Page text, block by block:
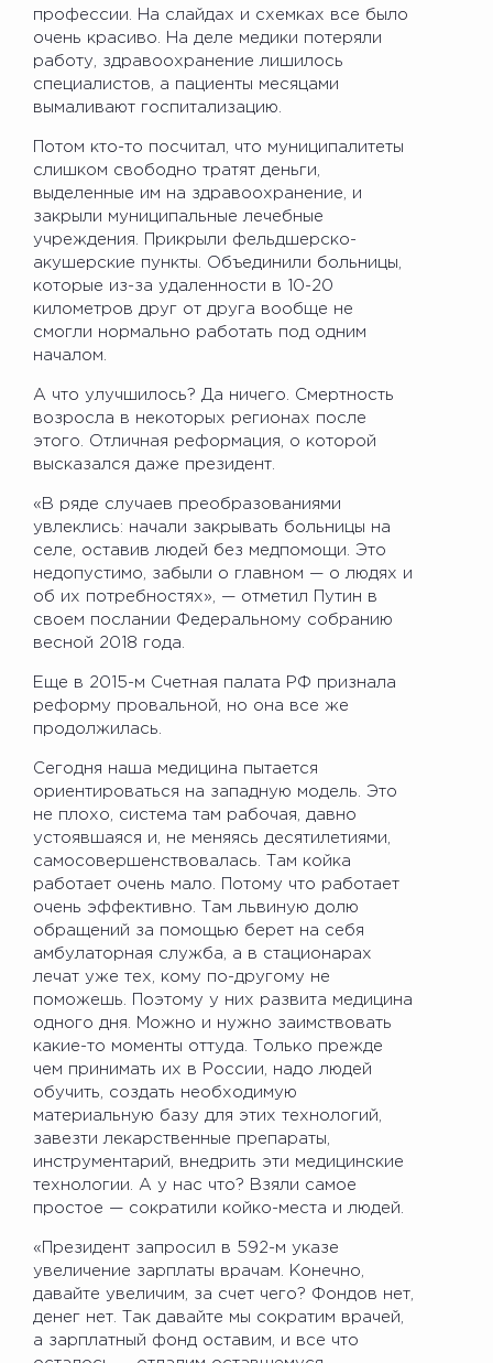
профессии. На слайдах и схемках все было
очень красиво. На деле медики потеряли
работу, здравоохранение лишилось
специалистов, а пациенты месяцами
вымаливают госпитализацию.
Потом кто-то посчитал, что муниципалитеты
слишком свободно тратят деньги,
выделенные им на здравоохранение, и
закрыли муниципальные лечебные
учреждения. Прикрыли фельдшерско-
акушерские пункты. Объединили больницы,
которые из-за удаленности в 10-20
километров друг от друга вообще не
смогли нормально работать под одним
началом.
А что улучшилось? Да ничего. Смертность
возросла в некоторых регионах после
этого. Отличная реформация, о которой
высказался даже президент.
«В ряде случаев преобразованиями
увлеклись: начали закрывать больницы на
селе, оставив людей без медпомощи. Это
недопустимо, забыли о главном — о людях и
об их потребностях», — отметил Путин в
своем послании Федеральному собранию
весной 2018 года.
Еще в 2015-м Счетная палата РФ признала
реформу провальной, но она все же
продолжилась.
Сегодня наша медицина пытается
ориентироваться на западную модель. Это
не плохо, система там рабочая, давно
устоявшаяся и, не меняясь десятилетиями,
самосовершенствовалась. Там койка
работает очень мало. Потому что работает
очень эффективно. Там львиную долю
обращений за помощью берет на себя
амбулаторная служба, а в стационарах
лечат уже тех, кому по-другому не
поможешь. Поэтому у них развита медицина
одного дня. Можно и нужно заимствовать
какие-то моменты оттуда. Только прежде
чем принимать их в России, надо людей
обучить, создать необходимую
материальную базу для этих технологий,
завезти лекарственные препараты,
инструментарий, внедрить эти медицинские
технологии. А у нас что? Взяли самое
простое — сократили койко-места и людей.
«Президент запросил в 592-м указе
увеличение зарплаты врачам. Конечно,
давайте увеличим, за счет чего? Фондов нет,
денег нет. Так давайте мы сократим врачей,
а зарплатный фонд оставим, и все что